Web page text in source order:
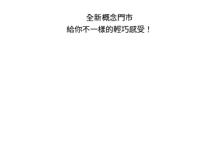
全新概念門市
給你不一樣的輕巧感受！